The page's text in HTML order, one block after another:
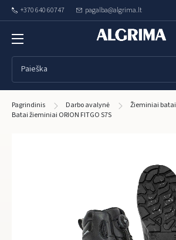
+370 640 60747 pagalba@algrima.lt
Pagrindinis Darbo avalynė
Žieminiai batai
Batai žieminiai ORION FITGO S7S